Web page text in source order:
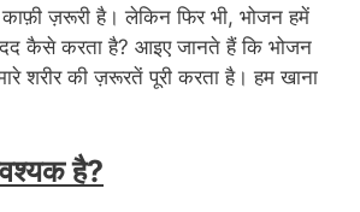
ज़रूरी है। लेकिन फिर भी, भोजन हमें
कैसे करता है? आइए जानते हैं कि भोजन
शरीर की ज़रूरतें पूरी करता है। हम खाना
है?